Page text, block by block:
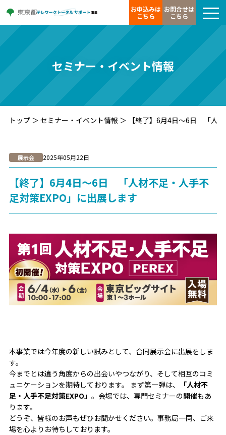
お申込みは
こちら
お問合せは
こちら
セミナー・イベント情報
トップ＞ セミナー・イベント情報 ＞ 【終了】6月4日～6日 「人
展示会 2025年05月22日
【終了】6月4日～6日 「人材不足・人手不
足対策EXPO」に出展します
本事業では今年度の新しい試みとして、合同展示会に出展をしま
す。
今までとは違う角度からの出会いやつながり、そして相互のコミ
ュニケーションを期待しております。 まず第一弾は、
「人材不
足・人手不足対策EXPO」 。会場では、専門セミナーの開催もあ
ります。
どうぞ、皆様のお声もぜひお聞かせください。事務局一同、ご来
場を心よりお待ちしております。